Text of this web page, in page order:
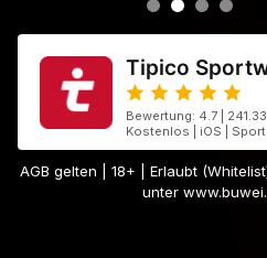
Tipico
Bewertung: 4.7 |
Kostenlos | iOS | Sport
AGB gelten | 18+ | Erlaubt
unter